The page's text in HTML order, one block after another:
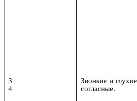
3
4
Звонкие и глухие
согласные.